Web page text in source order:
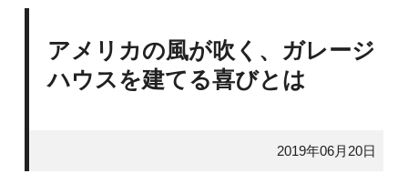
アメリカの風が吹く、ガレージ
ハウスを建てる喜びとは
2019年06月20日